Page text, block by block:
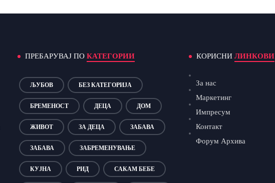
ПРЕБАРУВАЈ ПО КАТЕГОРИИ
ЉУБОВ БЕЗ КАТЕГОРИЈА
БРЕМЕНОСТ ДЕЦА ДОМ
ЖИВОТ ЗА ДЕЦА ЗАБАВА
ЗАБАВА ЗАБРЕМЕНУВАЊЕ
КУЈНА РИД САКАМ БЕБЕ
КОРИСНИ ЛИНКОВИ
За нас
Маркетинг
Импресум
Контакт
Форум Архива